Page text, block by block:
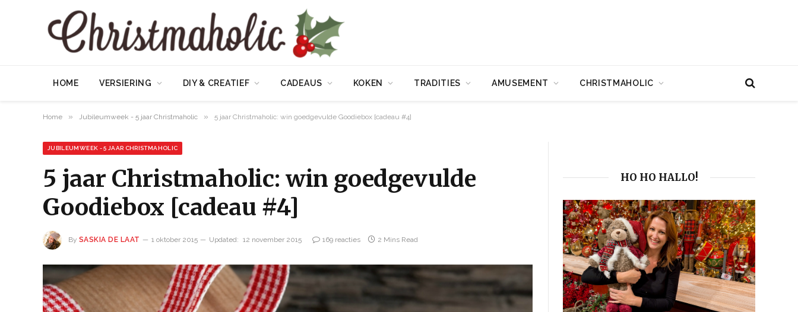
HOME VERSIERING DIY & CREATIEF CADEAUS KOKEN TRADITIES AMUSEMENT CHRISTMAHOLIC
Home » Jubileumweek - 5 jaar Christmaholic » 5 jaar Christmaholic: win goedgevulde Goodiebox [cadeau #4]
JUBILEUMWEEK - 5 JAAR CHRISTMAHOLIC
5 jaar Christmaholic: win goedgevulde
Goodiebox [cadeau #4]
By SASKIA DE LAAT 1 oktober 2015 Updated: 12 november 2015 169 reacties 2 Mins Read
HO HO HALLO!